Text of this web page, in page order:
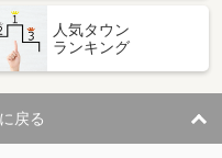
近島２丁目
人気タウン
ランキング
戻る